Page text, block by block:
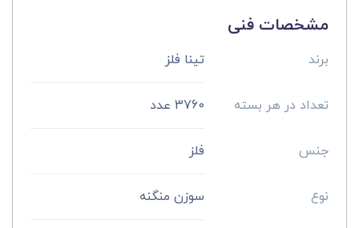
مشخصات فنی
برند تینا فلز
تعداد در هر بسته 3760 عدد
جنس فلز
نوع سوزن منگنه